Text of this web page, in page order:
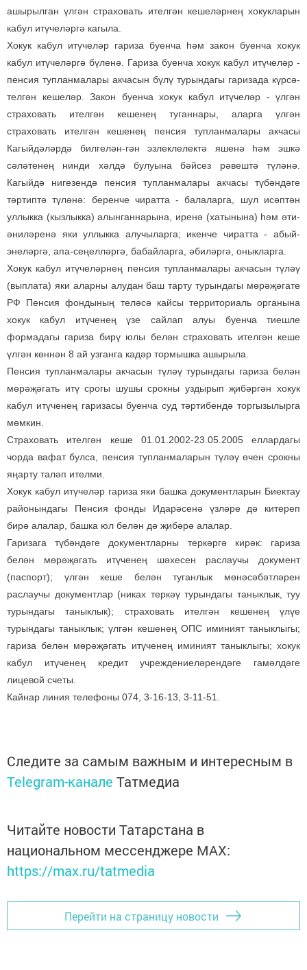
ашырылган үлгән страховать ителгән кешеләрнең хокукларын
кабул итүчеләргә кагыла.
Хокук кабул итүчеләр гариза буенча һәм закон буенча хокук
кабул итүчеләргә бүленә. Гариза буенча хокук кабул итүчеләр -
пенсия тупланмалары акчасын бүлү турындагы гаризада күрсә-
телгән кешеләр. Закон буенча хокук кабул итүчеләр - үлгән
страховать ителгән кешенең туганнары, аларга үлгән
страховать ителгән кешенең пенсия тупланмалары акчасы
Кагыйдәләрдә билгелән-гән эзлеклелектә яшенә һәм эшкә
сәләтенең нинди хәлдә булуына бәйсез рәвештә түләнә.
Кагыйдә нигезендә пенсия тупланмалары акчасы түбәндәге
тәртиптә түләнә: беренче чиратта - балаларга, шул исәптән
уллыкка (кызлыкка) алынганнарына, иренә (хатынына) һәм әти-
әниләренә яки уллыкка алучыларга; икенче чиратта - абый-
энеләргә, апа-сеңелләргә, бабайларга, әбиләргә, оныкларга.
Хокук кабул итүчеләрнең пенсия тупланмалары акчасын түләү
(выплата) яки аларны алудан баш тарту турындагы мөрәҗәгате
РФ Пенсия фондының теләсә кайсы территориаль органына
хокук кабул итүченең үзе сайлап алуы буенча тиешле
формадагы гариза бирү юлы белән страховать ителгән кеше
үлгән көннән 8 ай узганга кадәр тормышка ашырыла.
Пенсия тупланмалары акчасын түләү турындагы гариза белән
мөрәҗәгать итү срогы шушы срокны уздырып җибәргән хокук
кабул итүченең гаризасы буенча суд тәртибендә торгызылырга
мөмкин.
Страховать ителгән кеше 01.01.2002-23.05.2005 еллардагы
чорда вафат булса, пенсия тупланмаларын түләү өчен срокны
яңарту таләп ителми.
Хокук кабул итүчеләр гариза яки башка документларын Биектау
районындагы Пенсия фонды Идарәсенә үзләре дә китереп
бирә алалар, башка юл белән дә җибәрә алалар.
Гаризага түбәндәге документларны теркәргә кирәк: гариза
белән мөрәҗәгать итүченең шәхесен раслаучы документ
(паспорт); үлгән кеше белән туганлык мөнәсәбәтләрен
раслаучы документлар (никах теркәү турындагы таныклык, туу
турындагы таныклык); страховать ителгән кешенең үлүе
турындагы таныклык; үлгән кешенең ОПС иминият таныклыгы;
гариза белән мөрәҗәгать итүченең иминият таныклыгы; хокук
кабул итүченең кредит учреждениеләрендәге гамәлдәге
лицевой счеты.
Кайнар линия телефоны 074, 3-16-13, 3-11-51.
Следите за самым важным и интересным в
Telegram-канале Татмедиа
Читайте новости Татарстана в
национальном мессенджере MАХ:
https://max.ru/tatmedia
Перейти на страницу новости